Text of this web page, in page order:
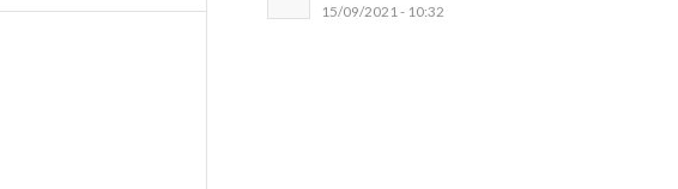
15/09/2021 - 10:32